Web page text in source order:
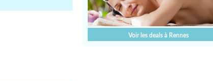
Voir les deals à Rennes